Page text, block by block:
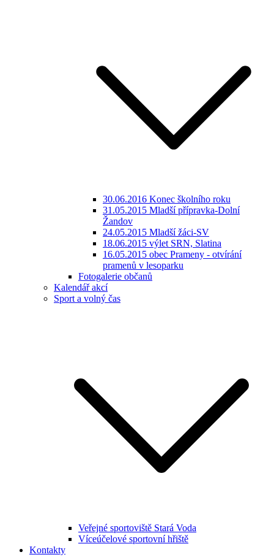
30.06.2016 Konec školního roku
31.05.2015 Mladší přípravka-Dolní
Žandov
24.05.2015 Mladší žáci-SV
18.06.2015 výlet SRN, Slatina
16.05.2015 obec Prameny - otvírání
pramenů v lesoparku
Fotogalerie občanů
Kalendář akcí
Sport a volný čas
Veřejné sportoviště Stará Voda
Víceúčelové sportovní hřiště
Kontakty